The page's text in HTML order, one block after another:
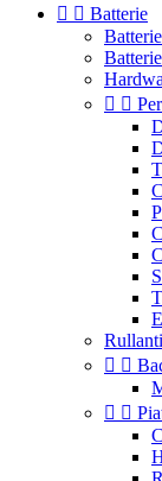
  Batterie
 
Rullanti
 
 